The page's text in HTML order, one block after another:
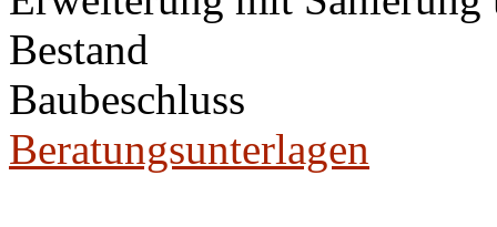
Bestand
Baubeschluss
Beratungsunterlagen